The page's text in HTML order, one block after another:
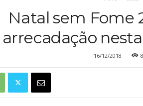
Natal sem Fome
arrecadação
16/12/2018